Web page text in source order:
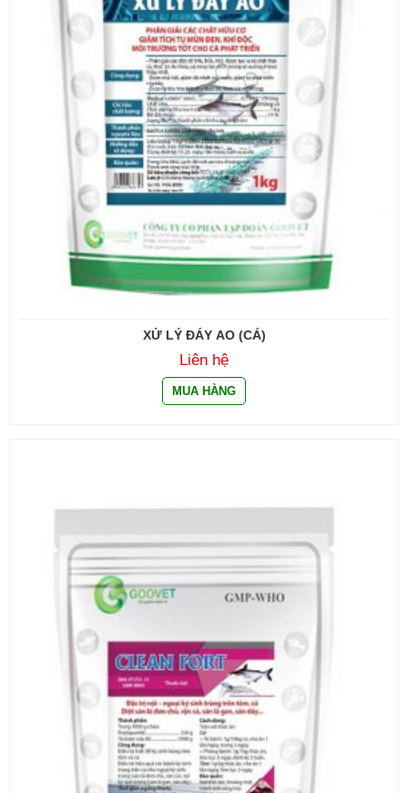
XỬ LÝ ĐÁY AO (CÁ)
Liên hệ